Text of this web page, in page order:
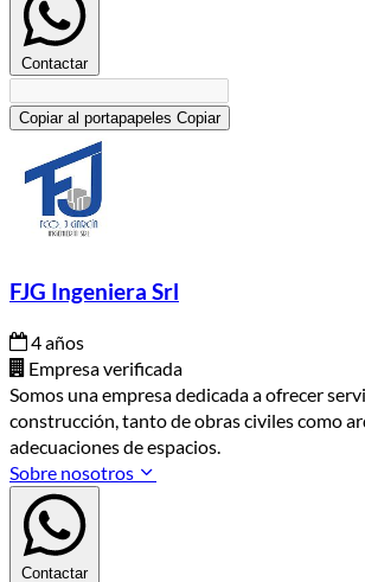
Contactar
Copiar al portapapeles Copiar
FJG Ingeniera Srl
4 años
Empresa verificada
Somos una empresa dedicada a ofrecer
construcción, tanto de obras civiles como
adecuaciones de espacios.
Sobre nosotros
Contactar